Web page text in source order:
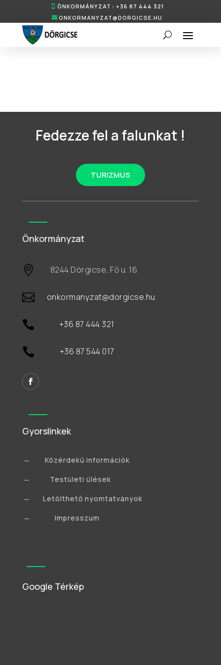
ÖNKORMÁNYZAT : +36 87 444 321
ONKORMANYZAT@DORGICSE.HU
Fedezze fel a falunkat !
TURIZMUS
Önkormányzat
 8244 Dörgicse, Fő u. 16.
 onkormanyzat@dorgicse.hu
 +36 87 444 321
 +36 87 544 017
Gyorslinkek
K Közérdekű információk
K Testületi ülések
K Letölthető nyomtatványok
K Impresszum
Google Térkép